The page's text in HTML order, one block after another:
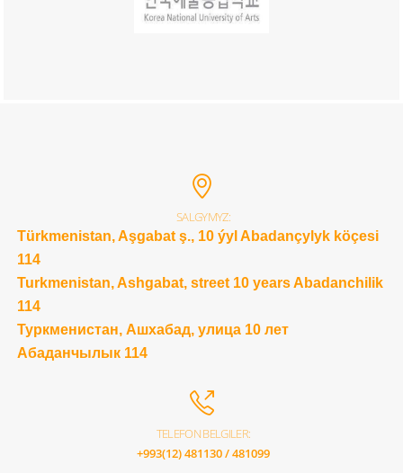
SALGYMYZ:
Türkmenistan, Aşgabat ş., 10 ýyl Abadançylyk köçesi
114
Turkmenistan, Ashgabat, street 10 years Abadanchilik
114
Туркменистан, Ашхабад, улица 10 лет
Абаданчылык 114
TELEFON BELGILER:
+993(12) 481130 / 481099